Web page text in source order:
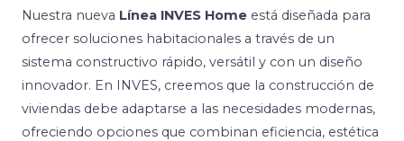
Nuestra nueva Línea INVES Home está diseñada para
ofrecer soluciones habitacionales a través de un
sistema constructivo rápido, versátil y con un diseño
innovador. En INVES, creemos que la construcción de
viviendas debe adaptarse a las necesidades modernas,
ofreciendo opciones que combinan eficiencia, estética